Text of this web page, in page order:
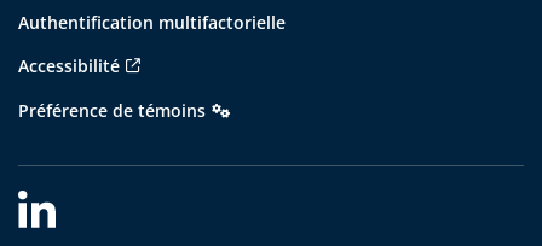
Authentification multifactorielle
Accessibilité
Préférence de témoins